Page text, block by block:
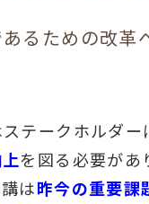
るための改革
テークホルダー
を図る必要があ
は昨今の重要課